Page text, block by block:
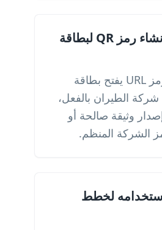
هل يمكنني إنشاء رمز QR لبطاقة
يمكنك إنشاء رمز URL يفتح بطاقة
الطيران بالفعل،
وثيقة صالحة أو
الشركة المنظم.
لخطط